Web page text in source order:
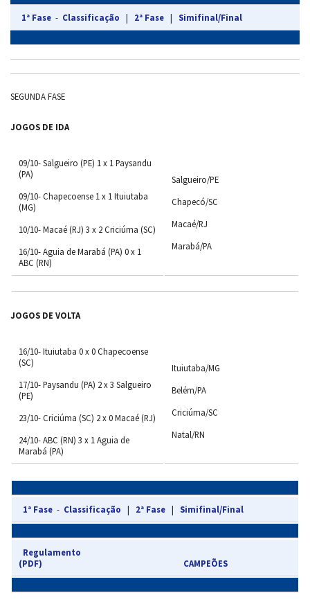
1ª Fase - Classificação | 2ª Fase | Simifinal/Final
SEGUNDA FASE
JOGOS DE IDA
09/10- Salgueiro (PE) 1 x 1 Paysandu
(PA)
09/10- Chapecoense 1 x 1 Ituiutaba
(MG)
10/10- Macaé (RJ) 3 x 2 Criciúma (SC)
16/10- Aguia de Marabá (PA) 0 x 1
ABC (RN)
Salgueiro/PE
Chapecó/SC
Macaé/RJ
Marabá/PA
JOGOS DE VOLTA
16/10- Ituiutaba 0 x 0 Chapecoense
(SC)
17/10- Paysandu (PA) 2 x 3 Salgueiro
(PE)
23/10- Criciúma (SC) 2 x 0 Macaé (RJ)
24/10- ABC (RN) 3 x 1 Aguia de
Marabá (PA)
Ituiutaba/MG
Belém/PA
Criciúma/SC
Natal/RN
1ª Fase - Classificação | 2ª Fase | Simifinal/Final
Regulamento
(PDF)
CAMPEÕES